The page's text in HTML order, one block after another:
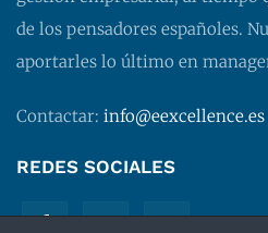
de los pensadores españoles.
aportarles lo último en
Contactar: info@eexcellence.es
REDES SOCIALES